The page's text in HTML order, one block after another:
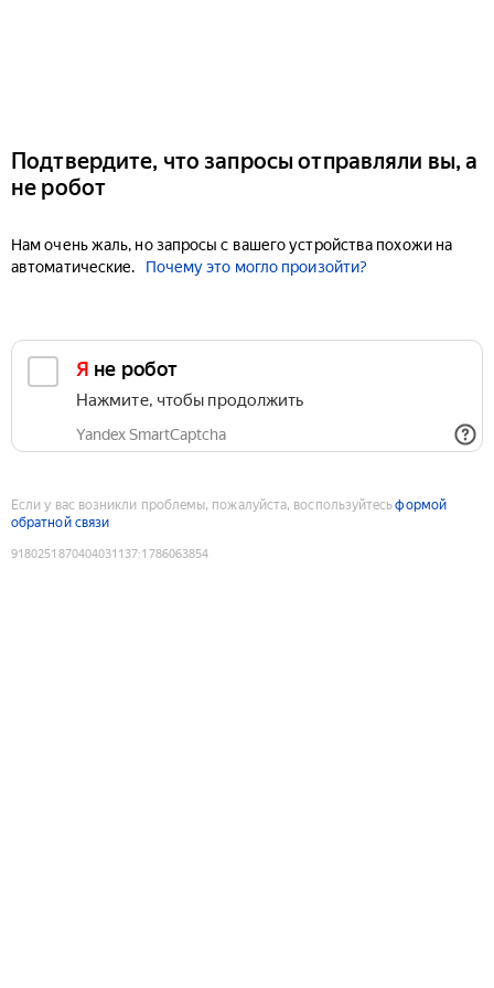
Подтвердите, что запросы отправляли вы, а
не робот
Нам очень жаль, но запросы с вашего устройства похожи на
автоматические.
Почему это могло произойти?
Я не робот
Нажмите, чтобы продолжить
Yandex SmartCaptcha
Если у вас возникли проблемы, пожалуйста, воспользуйтесьформой
обратной связи
9180251870404031137:1786063854